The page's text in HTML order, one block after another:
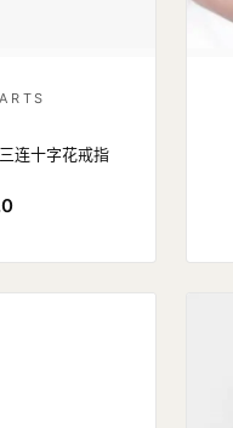
连十字花戒指